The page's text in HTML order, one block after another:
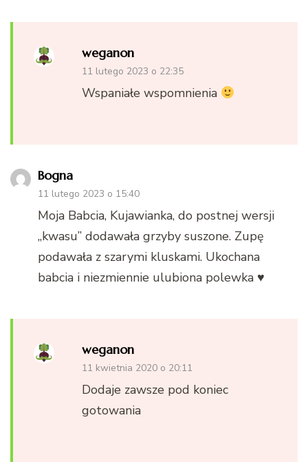
weganon
11 lutego 2023 o 22:35
Wspaniałe wspomnienia
Bogna
11 lutego 2023 o 15:40
Moja Babcia, Kujawianka, do postnej wersji
„kwasu” dodawała grzyby suszone. Zupę
podawała z szarymi kluskami. Ukochana
babcia i niezmiennie ulubiona polewka ♥️
weganon
11 kwietnia 2020 o 20:11
Dodaje zawsze pod koniec
gotowania